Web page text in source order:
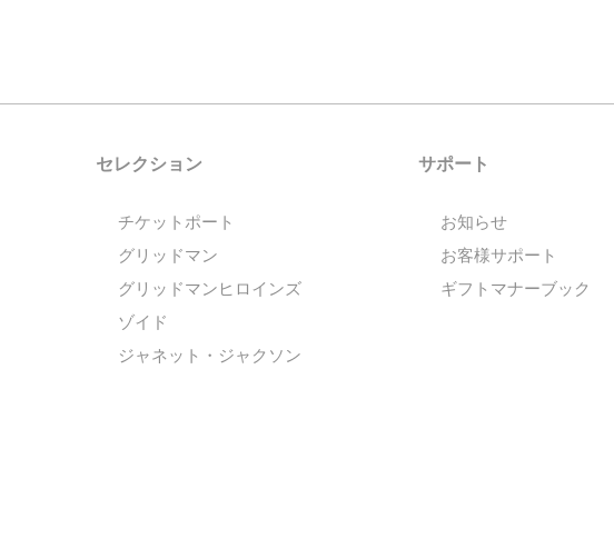
セレクション
チケットポート
グリッドマン
グリッドマンヒロインズ
ゾイド
ジャネット・ジャクソン
サポート
お知らせ
お客様サポート
ギフトマナーブック